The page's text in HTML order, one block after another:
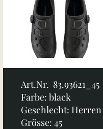
Art.Nr. 83.93621_45
Farbe: black
Geschlecht: Herren
Grösse: 45